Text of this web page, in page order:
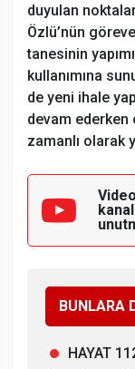
duyulan
Özlü’nün
tanesinin
kullanımına
de yeni ihale
devam
zamanlı olarak
BUNLARA
HAYAT